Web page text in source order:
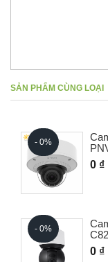
SẢN PHẨM CÙNG LOẠI
- 0%
0 ₫
- 0%
0 ₫